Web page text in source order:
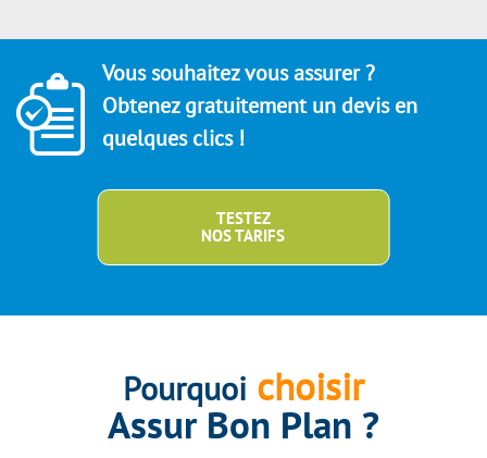
Vous souhaitez vous assurer ?
Obtenez gratuitement un devis en
quelques clics !
TESTEZ
NOS TARIFS
Pourquoi choisir
Assur Bon Plan ?